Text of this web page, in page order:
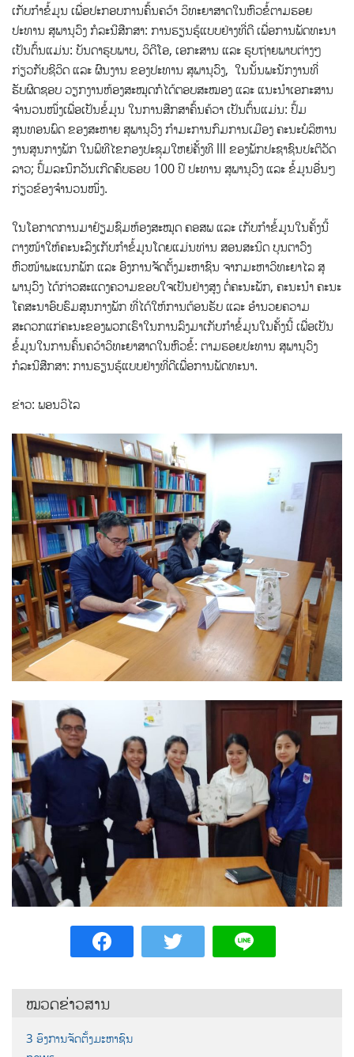
ເກັບກຳຂໍ້ມູນ ເພື່ອປະກອບການຄົ້ນຄວ້າ ວິທະຍາສາດໃນຫົວຂໍ້ຕາມຮອຍ
ປະທານ ສຸພານຸວົງ ກໍລະນີສືກສາ: ການຮຽນຮູ້ແບບຢ່າງທີ່ດີ ເພື່ອການພັດທະນາ
ເປັນຕົ້ນແມ່ນ: ບັນດາຮູບພາບ, ວິດີໂອ, ເອກະສານ ແລະ ຮູບຖ່າຍພາບຕ່າງໆ
ກ່ຽວກັບຊີວິດ ແລະ ຜົນງານ ຂອງປະທານ ສຸພານຸວົງ, ໃນນັ້ນພະນັກງານທີ່
ຮັບຜິດຊອບ ວຽກງານຫ້ອງສະໝຸດກໍໄດ້ຕອບສະໝອງ ແລະ ແນະນຳເອກະສານ
ຈຳນວນໜຶ່ງເພື່ອເປັນຂໍ້ມູນ ໃນການສືກສາຄົ້ນຄ້ວາ ເປັນຕົ້ນແມ່ນ: ປຶ້ມ
ສູນທອນພົດ ຂອງສະຫາຍ ສຸພານຸວົງ ກຳມະການກົມການເມືອງ ຄະນະບໍລິຫານ
ງານສູນກາງພັກ ໃນພິທີໄຂກອງປະຊຸມໃຫຍ່ຄັ້ງທີ lll ຂອງພັກປະຊາຊົນປະຕິວັດ
ລາວ; ປຶ້ມລະນຶກວັນເກີດຄົບຮອບ 100 ປີ ປະທານ ສຸພານຸວົງ ແລະ ຂໍ້ມູນອື່ນໆ
ກ່ຽວຂ້ອງຈໍານວນໜຶ່ງ.
ໃນໂອກາດການມາຢ້ຽມຊົມຫ້ອງສະໝຸດ ຄອສພ ແລະ ເກັບກຳຂໍ້ມູນໃນຄັ້ງນີ້
ຕາງໜ້າໃຫ້ຄະນະລົງເກັບກຳຂໍ້ມູນໂດຍແມ່ນທ່ານ ສອນສະນິດ ບຸນຕາວົງ
ຫົວໜ້າພະແນກພັກ ແລະ ອົງການຈັດຕັ້ງມະຫາຊົນ ຈາກມະຫາວິທະຍາໄລ ສຸ
ພານຸວົງ ໄດ້ກ່າວສະແດງຄວາມຂອບໃຈເປັນຢ່າງສູງ ຕໍ່ຄະນະພັກ, ຄະນະນຳ ຄະນະ
ໂຄສະນາອົບຮົມສູນກາງພັກ ທີ່ໄດ້ໃຫ້ການຕ້ອນຮັບ ແລະ ອຳນວຍຄວາມ
ສະດວກແກ່ຄະນະຂອງພວກເຮົາໃນການລົງມາເກັບກຳຂໍ້ມູນໃນຄັ້ງນີ້ ເພື່ອເປັນ
ຂໍ້ມູນໃນການຄົ້ນຄວ້າວິທະຍາສາດໃນຫົວຂໍ້: ຕາມຮອຍປະທານ ສຸພານຸວົງ
ກໍລະນີສືກສາ: ການຮຽນຮູ້ແບບຢ່າງທີ່ດີເພື່ອການພັດທະນາ.
ຂ່າວ: ພອນວິໄລ
ໝວດຂ່າວສານ
3 ອົງການຈັດຕັ້ງມະຫາຊົນ